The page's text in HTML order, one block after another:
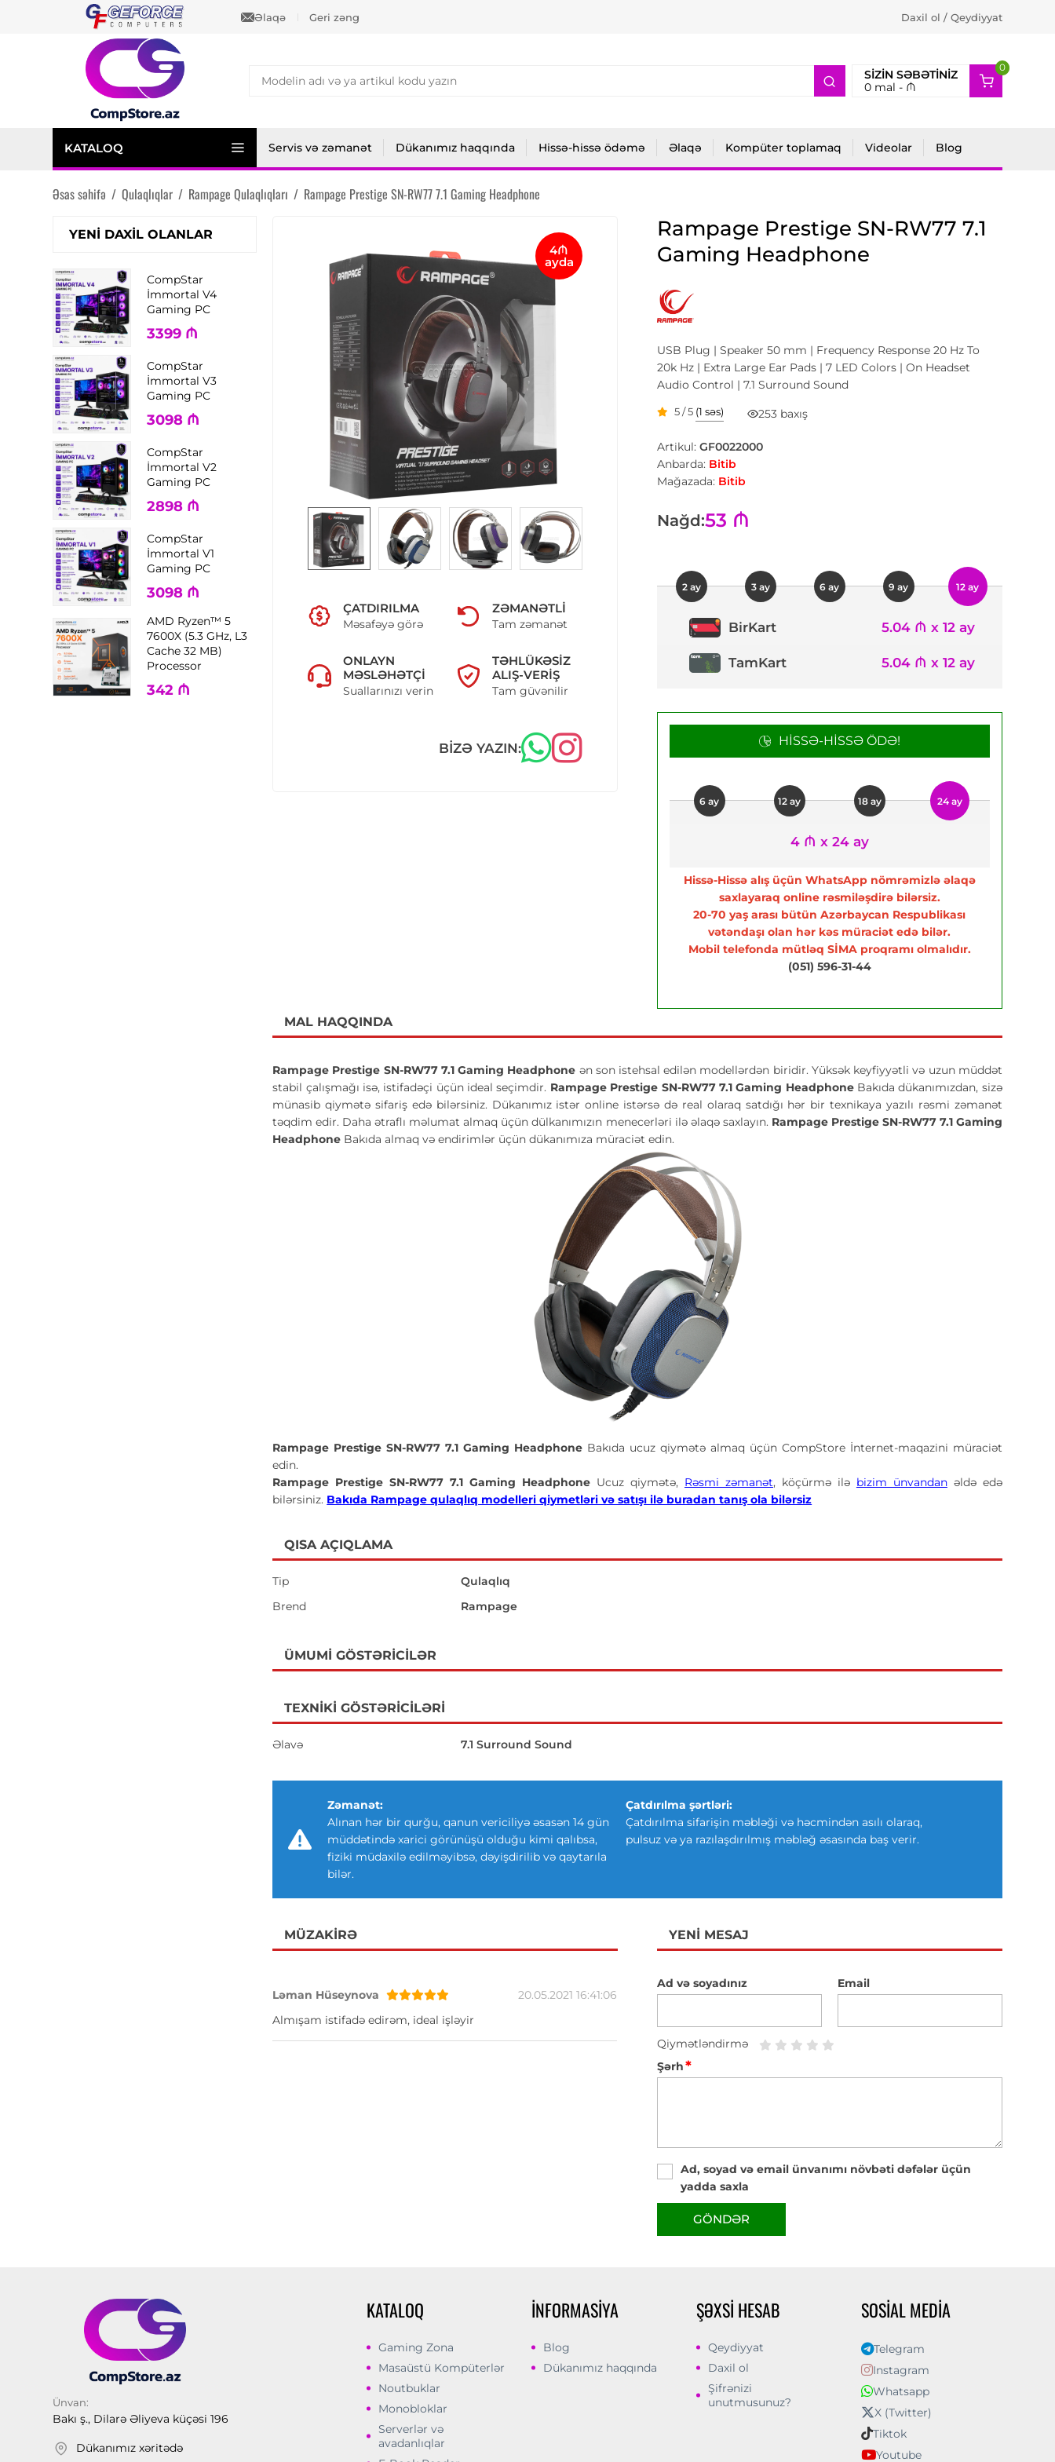
Əlaqə Geri zəng Daxil ol / Qeydiyyat
SIZIN SƏBƏTINIZ
0mal - ₼
0
2
KATALOQ Servis və zəmanət Dükanımız haqqında Hissə-hissə ödəmə Əlaqə Kompüter toplamaq Videolar Blog
Əsas səhifə / Qulaqlıqlar / Rampage Qulaqlıqları / Rampage Prestige SN-RW77 7.1 Gaming Headphone
YENI DAXIL OLANLAR
CompStar
İmmortal V4
Gaming PC
3399 ₼
CompStar
İmmortal V3
Gaming PC
3098 ₼
CompStar
İmmortal V2
Gaming PC
2898 ₼
CompStar
İmmortal V1
Gaming PC
3098 ₼
AMD Ryzen™ 5
7600X (5.3 GHz, L3
Cache 32 MB)
Processor
342 ₼
4₼
ayda
ÇATDIRILMA
Məsafəyə görə
ZƏMANƏTLI
Tam zəmanət
ONLAYN
MƏSLƏHƏTÇI
Suallarınızı verin
TƏHLÜKƏSIZ
ALIŞ-VERIŞ
Tam güvənilir
BIZƏ YAZIN:
Rampage Prestige SN-RW77 7.1
Gaming Headphone
USB Plug | Speaker 50 mm | Frequency Response 20 Hz To
20k Hz | Extra Large Ear Pads | 7 LED Colors | On Headset
Audio Control | 7.1 Surround Sound
5 / 5 (1 səs) 253 baxış
Artikul: GF0022000
Anbarda: Bitib
Mağazada: Bitib
Nağd:53 ₼
2 ay 3 ay 6 ay 9 ay 12 ay
BirKart 5.04 ₼ x 12 ay
TamKart 5.04 ₼ x 12 ay
HISSƏ-HISSƏ ÖDƏ!
6 ay 12 ay 18 ay 24 ay
4 ₼ x 24 ay
Hissə-Hissə alış üçün WhatsApp nömrəmizlə əlaqə
saxlayaraq online rəsmiləşdirə bilərsiz.
20-70 yaş arası bütün Azərbaycan Respublikası
vətəndaşı olan hər kəs müraciət edə bilər.
Mobil telefonda mütləq SİMA proqramı olmalıdır.
(051) 596-31-44
MAL HAQQINDA
Rampage Prestige SN-RW77 7.1 Gaming Headphone ən son istehsal edilən modellərdən biridir. Yüksək keyfiyyətli və uzun müddət
stabil çalışmağı isə, istifadəçi üçün ideal seçimdir. Rampage Prestige SN-RW77 7.1 Gaming HeadphoneBakıda dükanımızdan, sizə
münasib qiymətə sifariş edə bilərsiniz. Dükanımız istər online istərsə də real olaraq satdığı hər bir texnikaya yazılı rəsmi zəmanət
təqdim edir. Daha ətraflı məlumat almaq üçün dülkanımızın menecerləri ilə əlaqə saxlayın. Rampage Prestige SN-RW77 7.1 Gaming
Headphone Bakıda almaq və endirimlər üçün dükanımıza müraciət edin.
Rampage Prestige SN-RW77 7.1 Gaming Headphone Bakıda ucuz qiymətə almaq üçün CompStore İnternet-maqazini müraciət
edin.
Rampage Prestige SN-RW77 7.1 Gaming Headphone Ucuz qiymətə, Rəsmi zəmanət, köçürmə ilə bizim ünvandanəldə edə
bilərsiniz. Bakıda Rampage qulaqlıq modelleri qiymetləri və satışı ilə buradan tanış ola bilərsiz
QISA AÇIQLAMA
Tip
Qulaqlıq
Brend
Rampage
ÜMUMI GÖSTƏRICILƏR
TEXNIKI GÖSTƏRICILƏRI
Əlavə 7.1 Surround Sound
Zəmanət:
Alınan hər bir qurğu, qanun vericiliyə əsasən 14 gün
müddətində xarici görünüşü olduğu kimi qalıbsa,
fiziki müdaxilə edilməyibsə, dəyişdirilib və qaytarıla
bilər.
Çatdırılma şərtləri:
Çatdırılma sifarişin məbləği və həcmindən asılı olaraq,
pulsuz və ya razılaşdırılmış məbləğ əsasında baş verir.
MÜZAKIRƏ
Ləman Hüseynova
20.05.2021 16:41:06
Almışam istifadə edirəm, ideal işləyir
YENI MESAJ
Ad və soyadınız Email
Qiymətləndirmə
Şərh*
Ad, soyad və email ünvanımı növbəti dəfələr üçün
yadda saxla
GÖNDƏR
Ünvan:
Bakı ş., Dilarə Əliyeva küçəsi 196
Dükanımız xəritədə
KATALOQ
Gaming Zona
Masaüstü Kompüterlər
Noutbuklar
Monobloklar
Serverlər və
avadanlıqlar
İNFORMASIYA
Blog
Dükanımız haqqında
ŞƏXSI HESAB
Qeydiyyat
Daxil ol
Şifrənizi
unutmusunuz?
SOSIAL MEDIA
Telegram
Instagram
Whatsapp
X (Twitter)
Tiktok
Youtube